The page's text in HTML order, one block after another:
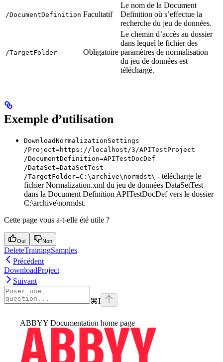
/DocumentDefinition Facultatif
Le nom de la Document
Definition où s’effectue la
recherche du jeu de données.
/TargetFolder Obligatoire
Le chemin d’accès au dossier
dans lequel le fichier des
paramètres de normalisation
du jeu de données est
téléchargé.
Exemple d’utilisation
DownloadNormalizationSettings
/Project=https://localhost/3/APITestProject
/DocumentDefinition=APITestDocDef
/DataSet=DataSetTest
/TargetFolder=C:\archive\normdst\ - télécharge le
fichier Normalization.xml du jeu de données DataSetTest
dans la Document Definition APITestDocDef vers le dossier
C:\archive\normdst.
Cette page vous a-t-elle été utile ?
Oui Non
DeleteTrainingSamples
Précédent
DownloadProject
Suivant
⌘I
ABBYY Documentation home page